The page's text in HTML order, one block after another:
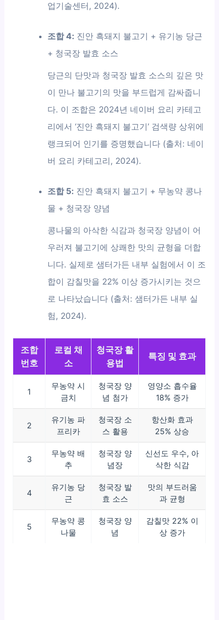
업기술센터, 2024).
조합 4: 진안 흑돼지 불고기 + 유기농 당근
+ 청국장 발효 소스
당근의 단맛과 청국장 발효 소스의 깊은 맛
이 만나 불고기의 맛을 부드럽게 감싸줍니
다. 이 조합은 2024년 네이버 요리 카테고
리에서 ‘진안 흑돼지 불고기’ 검색량 상위에
랭크되어 인기를 증명했습니다 (출처: 네이
버 요리 카테고리, 2024).
조합 5: 진안 흑돼지 불고기 + 무농약 콩나
물 + 청국장 양념
콩나물의 아삭한 식감과 청국장 양념이 어
우러져 불고기에 상쾌한 맛의 균형을 더합
니다. 실제로 샘터가든 내부 실험에서 이 조
합이 감칠맛을 22% 이상 증가시키는 것으
로 나타났습니다 (출처: 샘터가든 내부 실
험, 2024).
조합
번호
로컬 채
소
청국장 활
용법
특징 및 효과
1
무농약 시
금치
청국장 양
념 첨가
영양소 흡수율
18% 증가
2
유기농 파
프리카
청국장 소
스 활용
항산화 효과
25% 상승
3
무농약 배
추
청국장 양
념장
신선도 우수, 아
삭한 식감
4
유기농 당
근
청국장 발
효 소스
맛의 부드러움
과 균형
5
무농약 콩
나물
청국장 양
념
감칠맛 22% 이
상 증가